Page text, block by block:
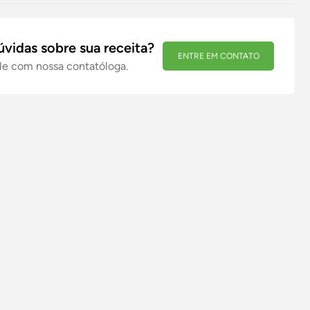
sobre sua receita?
com nossa contatóloga.
ENTRE EM CONTATO